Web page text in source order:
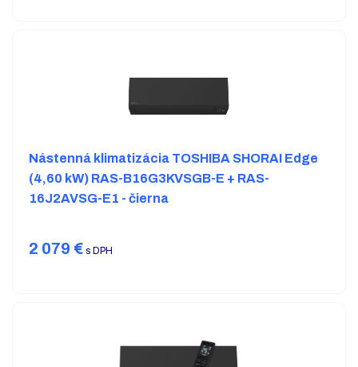
Nástenná klimatizácia TOSHIBA SHORAI Edge
(4,60 kW) RAS-B16G3KVSGB-E + RAS-
16J2AVSG-E1 - čierna
2 079 € s DPH